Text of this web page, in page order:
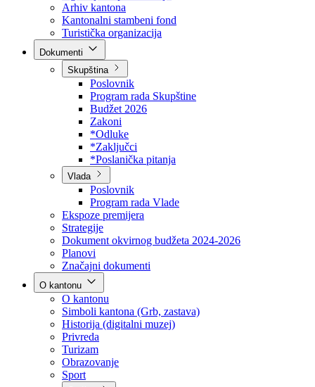
BPK šume
RTV BPK
Agencija za privatizaciju
Arhiv kantona
Kantonalni stambeni fond
Turistička organizacija
Skupština
Poslovnik
Program rada Skupštine
Budžet 2026
Zakoni
*Odluke
*Zaključci
*Poslanička pitanja
Vlada
Poslovnik
Program rada Vlade
Ekspoze premijera
Strategije
Dokument okvirnog budžeta 2024-2026
Planovi
Značajni dokumenti
O kantonu
O kantonu
Simboli kantona (Grb, zastava)
Historija (digitalni muzej)
Privreda